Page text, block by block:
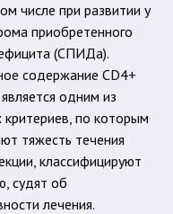
числе при развитии у
приобретенного
(СПИДа).
содержание CD4+
одним из
критериев, по которым
тяжесть течения
классифицируют
судят об
лечения.